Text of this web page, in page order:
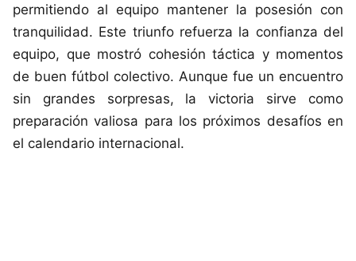
permitiendo al equipo mantener la posesión con
tranquilidad. Este triunfo refuerza la confianza del
equipo, que mostró cohesión táctica y momentos
de buen fútbol colectivo. Aunque fue un encuentro
sin grandes sorpresas, la victoria sirve como
preparación valiosa para los próximos desafíos en
el calendario internacional.